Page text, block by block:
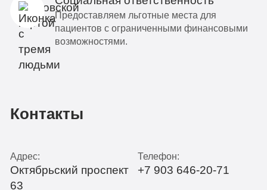
Предоставляем льготные места для
пациентов с ограниченными финансовыми
возможностями.
Контакты
Адрес:
Октябрьский проспект
63
Телефон:
+7 903 646-20-71